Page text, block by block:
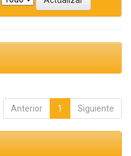
Anterior 1 Siguiente